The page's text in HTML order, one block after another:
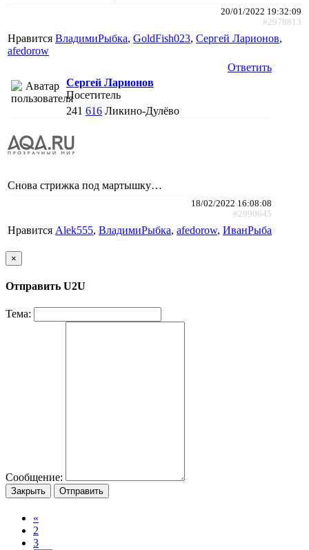
20/01/2022 19:32:09
#2979813
Нравится ВладимиРыбка, GoldFish023, Сергей Ларионов,
afedorow
Ответить
Сергей Ларионов
Посетитель
241 616 Ликино-Дулёво
Снова стрижка под мартышку…
18/02/2022 16:08:08
#2990645
Нравится Alek555, ВладимиРыбка, afedorow, ИванРыба
×
Отправить U2U
Тема:
Сообщение:
Закрыть Отправить
«
2
3